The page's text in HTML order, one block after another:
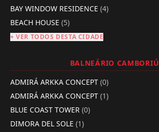
BAY WINDOW RESIDENCE (4)
BEACH HOUSE (5)
+ VER TODOS DESTA CIDADE
BALNEÁRIO CAMBORIÚ
ADMIRÁ ARKKA CONCEPT (0)
ADMIRÁ ARKKA CONCEPT (1)
BLUE COAST TOWER (0)
DIMORA DEL SOLE (1)